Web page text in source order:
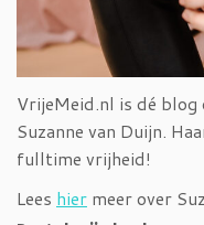
VrijeMeid.nl is dé
Suzanne van Duijn.
fulltime vrijheid!
Lees hier meer over